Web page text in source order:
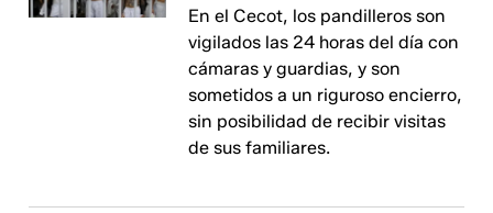
En el Cecot, los pandilleros son
vigilados las 24 horas del día con
cámaras y guardias, y son
sometidos a un riguroso encierro,
sin posibilidad de recibir visitas
de sus familiares.